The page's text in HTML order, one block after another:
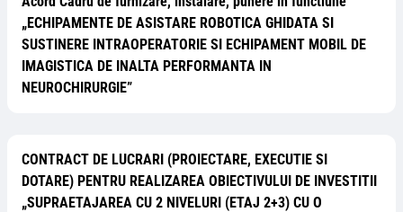
„ECHIPAMENTE DE ASISTARE ROBOTICA GHIDATA SI
SUSTINERE INTRAOPERATORIE SI ECHIPAMENT MOBIL DE
IMAGISTICA DE INALTA PERFORMANTA IN
NEUROCHIRURGIE”
CONTRACT DE LUCRARI (PROIECTARE, EXECUTIE SI
DOTARE) PENTRU REALIZAREA OBIECTIVULUI DE INVESTITII
„SUPRAETAJAREA CU 2 NIVELURI (ETAJ 2+3) CU O